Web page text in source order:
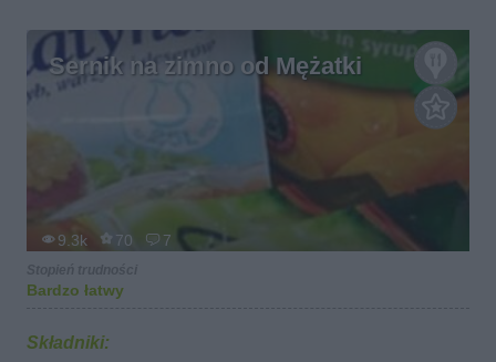
Sernik na zimno od Mężatki
9.3k 70 7
Bardzo łatwy
Składniki: